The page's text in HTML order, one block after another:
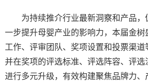
为持续推介行业最新洞察和产品，
一步提升母婴产业的影响力，本届金
工作、评审团队、奖项设置和投票渠道
并在奖项的评选标准、评选阵容、评
进行多元升级，有效构建聚焦品牌力